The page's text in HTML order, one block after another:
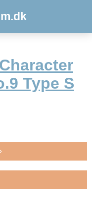
Type S